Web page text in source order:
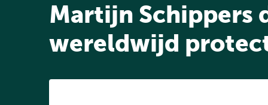
Martijn Schippers
wereldwijd